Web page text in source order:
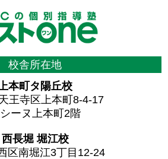
校舎所在地
上本町タ陽丘校
王寺区上本町8-4-17
ーヌ上本町2階
西長堀 堀江校
区南堀江3丁目12-24